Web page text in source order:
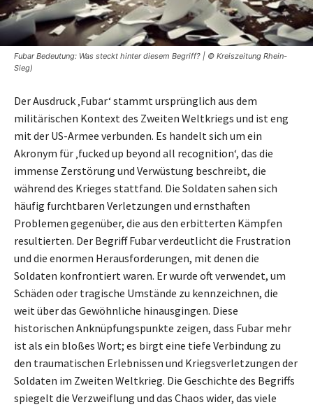
Fubar Bedeutung: Was steckt hinter diesem Begriff? | © Kreiszeitung Rhein-
Sieg)
Der Ausdruck ‚Fubar‘ stammt ursprünglich aus dem
militärischen Kontext des Zweiten Weltkriegs und ist eng
mit der US-Armee verbunden. Es handelt sich um ein
Akronym für ‚fucked up beyond all recognition‘, das die
immense Zerstörung und Verwüstung beschreibt, die
während des Krieges stattfand. Die Soldaten sahen sich
häufig furchtbaren Verletzungen und ernsthaften
Problemen gegenüber, die aus den erbitterten Kämpfen
resultierten. Der Begriff Fubar verdeutlicht die Frustration
und die enormen Herausforderungen, mit denen die
Soldaten konfrontiert waren. Er wurde oft verwendet, um
Schäden oder tragische Umstände zu kennzeichnen, die
weit über das Gewöhnliche hinausgingen. Diese
historischen Anknüpfungspunkte zeigen, dass Fubar mehr
ist als ein bloßes Wort; es birgt eine tiefe Verbindung zu
den traumatischen Erlebnissen und Kriegsverletzungen der
Soldaten im Zweiten Weltkrieg. Die Geschichte des Begriffs
spiegelt die Verzweiflung und das Chaos wider, das viele